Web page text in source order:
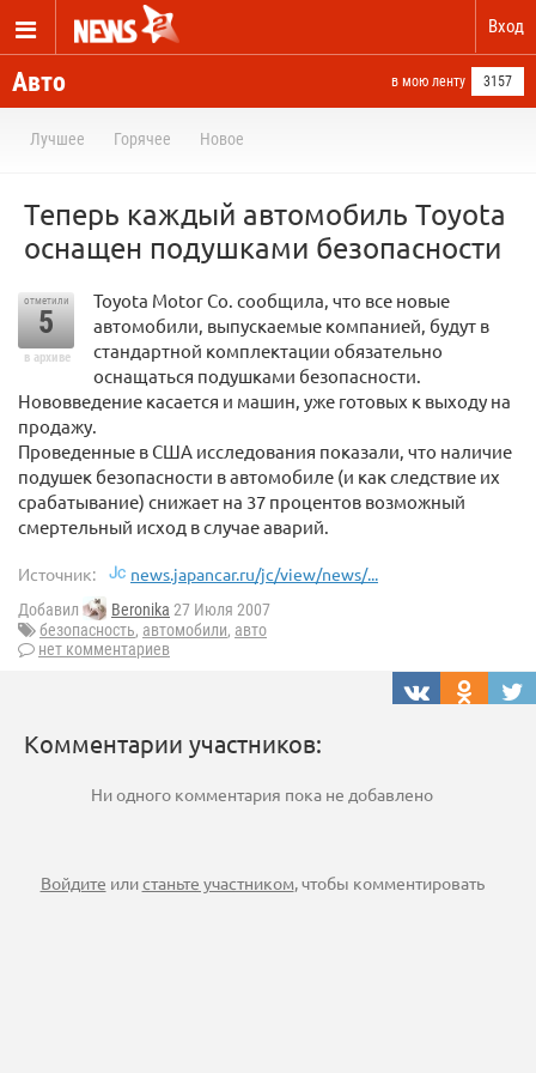
Вход
Авто в мою ленту 3157
Лучшее Горячее Новое
Теперь каждый автомобиль Toyota
оснащен подушками безопасности
отметили
5
в архиве
Toyota Motor Co. сообщила, что все новые
автомобили, выпускаемые компанией, будут в
стандартной комплектации обязательно
оснащаться подушками безопасности.
Нововведение касается и машин, уже готовых к выходу на
продажу.
Проведенные в США исследования показали, что наличие
подушек безопасности в автомобиле (и как следствие их
срабатывание) снижает на 37 процентов возможный
смертельный исход в случае аварий.
Источник: news.japancar.ru/jc/view/news/...
Добавил Beronika 27 Июля 2007
безопасность, автомобили, авто
нет комментариев
Комментарии участников:
Ни одного комментария пока не добавлено
Войдите илистаньте участником, чтобы комментировать